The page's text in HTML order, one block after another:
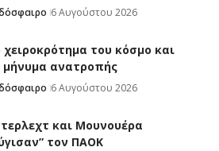
6 Αυγούστου 2026
χειροκρότημα του κόσμο και
μήνυμα ανατροπής
6 Αυγούστου 2026
και Μουνουέρα
τον ΠΑΟΚ